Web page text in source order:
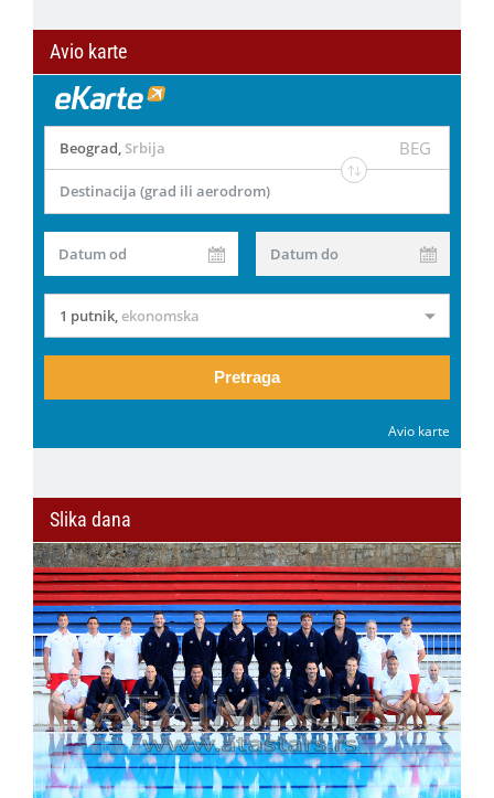
Avio karte
Beograd, Srbija BEG
Destinacija (grad ili aerodrom)
Datum od Datum do
1 putnik,ekonomska
Pretraga
Avio karte
Slika dana